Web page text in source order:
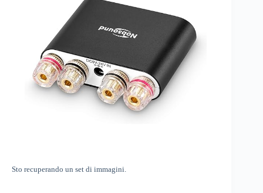
Sto recuperando un set di immagini.